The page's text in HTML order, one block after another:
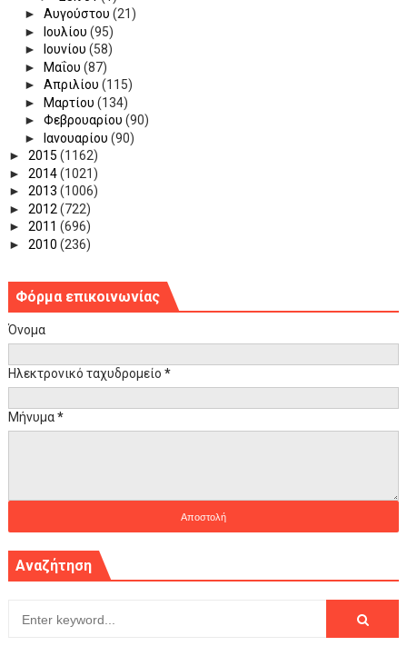
► Αυγούστου (21)
►
Ιουλίου (95)
►
Ιουνίου (58)
►
Μαΐου (87)
► Απριλίου (115)
►
Μαρτίου (134)
► Φεβρουαρίου (90)
►
Ιανουαρίου (90)
► 2015 (1162)
► 2014(1021)
► 2013 (1006)
► 2012 (722)
► 2011 (696)
► 2010 (236)
Φόρμα επικοινωνίας
Όνομα
Ηλεκτρονικό ταχυδρομείο *
Μήνυμα*
Αναζήτηση